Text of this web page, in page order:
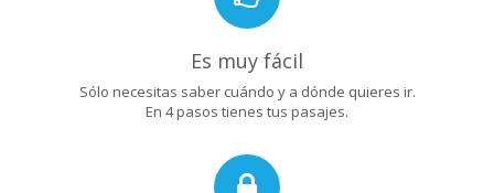
Es muy fácil
Sólo necesitas saber cuándo y a dónde quieres ir.
En 4 pasos tienes tus pasajes.